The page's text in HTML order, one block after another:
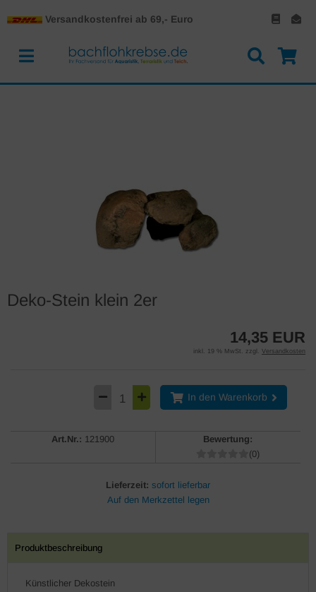
Versandkostenfrei ab 69,- Euro
Deko-Stein klein 2er
14,35 EUR
inkl. 19 % MwSt. zzgl. Versandkosten
In den Warenkorb
Art.Nr.: 121900
Bewertung:
(0)
Lieferzeit: sofort lieferbar
Produktbeschreibung
Künstlicher Dekostein